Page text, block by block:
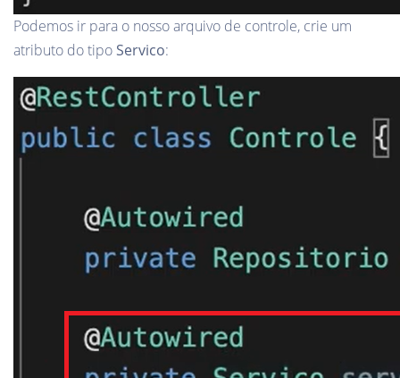
Podemos ir para o nosso arquivo de controle, crie um
atributo do tipo Servico: